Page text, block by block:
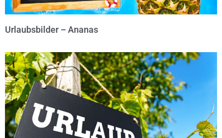
Urlaubsbilder – Ananas
© Michael Bihlmayer